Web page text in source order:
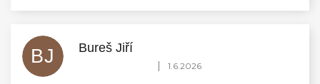
BJ Bureš Jiří
Hodnocení obchodu je 5 z 5 hvězdiček.
| 1.6.2026